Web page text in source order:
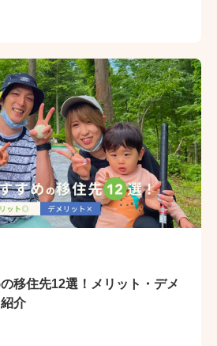
移住先12選！メリット・デメ
介